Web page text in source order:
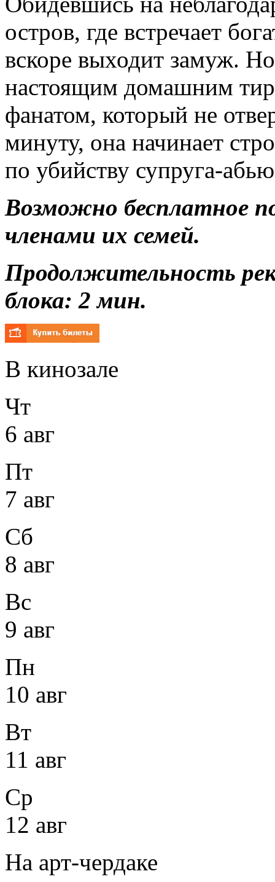
остров, где встречает
вскоре выходит замуж.
настоящим домашним
фанатом, который не
минуту, она начинает
по убийству супруга-
Возможно бесплатное
членами их семей.
Продолжительность
блока: 2 мин.
В кинозале
Чт
6 авг
Пт
7 авг
Сб
8 авг
Вс
9 авг
Пн
10 авг
Вт
11 авг
Ср
12 авг
На арт-чердаке